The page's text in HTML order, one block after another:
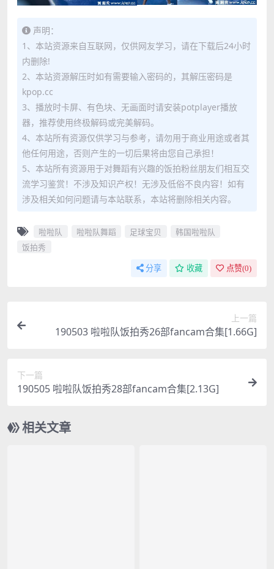
声明：
1、本站资源来自互联网，仅供网友学习，请在下载后24小时
内删除!
2、本站资源解压时如有需要输入密码的，其解压密码是
kpop.cc
3、播放时卡屏、有色块、无画面时请安装potplayer播放
器，推荐使用终极解码或完美解码。
4、本站所有资源仅供学习与参考，请勿用于商业用途或者其
他任何用途，否则产生的一切后果将由您自己承担！
5、本站所有资源用于对舞蹈有兴趣的饭拍粉丝朋友们相互交
流学习鉴赏！不涉及知识产权！无涉及低俗不良内容！如有
涉及相关如何问题请与本站联系，本站将删除相关内容。
啦啦队 啦啦队舞蹈 足球宝贝
韩国啦啦队
饭拍秀
分享 收藏 点赞(0)
上一篇
190503 啦啦队饭拍秀26部fancam合集[1.66G]
下一篇
190505 啦啦队饭拍秀28部fancam合集[2.13G]
相关文章